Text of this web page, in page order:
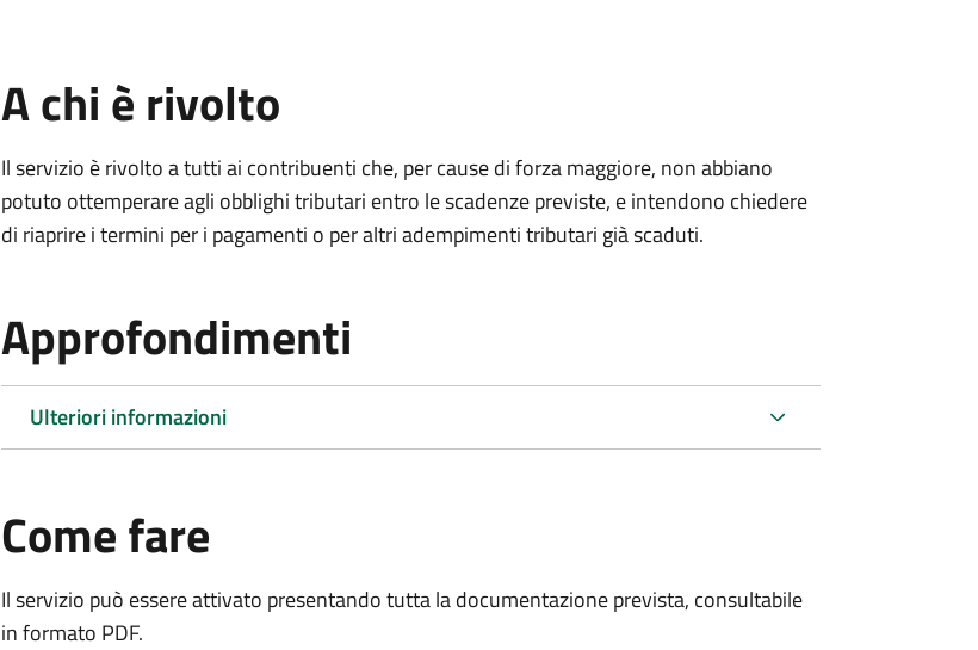
A chi è rivolto
Il servizio è rivolto a tutti ai contribuenti che, per cause di forza maggiore, non abbiano
potuto ottemperare agli obblighi tributari entro le scadenze previste, e intendono chiedere
di riaprire i termini per i pagamenti o per altri adempimenti tributari già scaduti.
Approfondimenti
Ulteriori informazioni
Come fare
Il servizio può essere attivato presentando tutta la documentazione prevista, consultabile
in formato PDF.